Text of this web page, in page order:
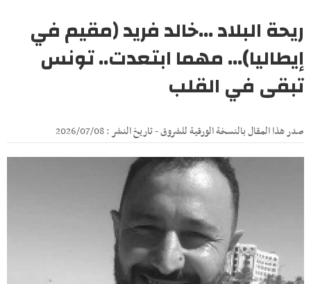
ريحة البلاد ...خالد فريد (مقيم في
إيطاليا)... مهما ابتعدت.. تونس
تبقى في القلب
صدر هذا المقال بالنسخة الورقية للشروق - تاريخ النشر : 2026/07/08